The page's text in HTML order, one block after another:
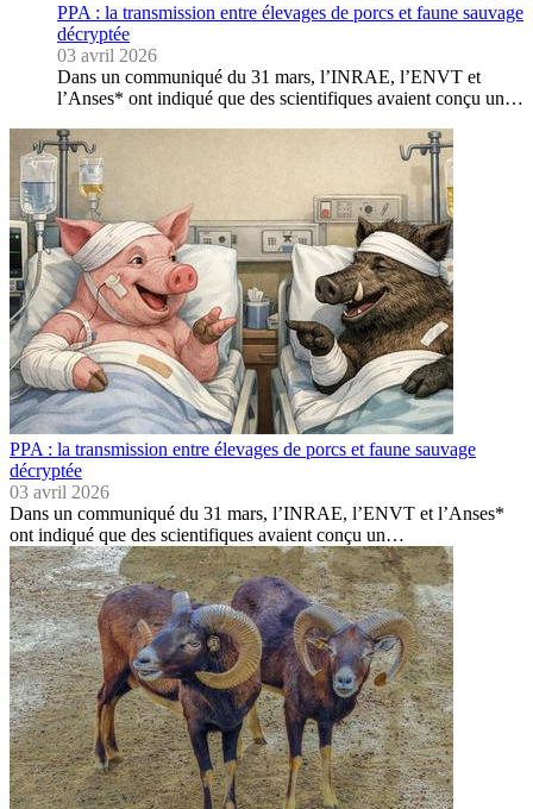
PPA : la transmission entre élevages de porcs et faune sauvage
décryptée
03 avril 2026
Dans un communiqué du 31 mars, l’INRAE, l’ENVT et
l’Anses* ont indiqué que des scientifiques avaient conçu un…
PPA : la transmission entre élevages de porcs et faune sauvage
décryptée
03 avril 2026
Dans un communiqué du 31 mars, l’INRAE, l’ENVT et l’Anses*
ont indiqué que des scientifiques avaient conçu un…